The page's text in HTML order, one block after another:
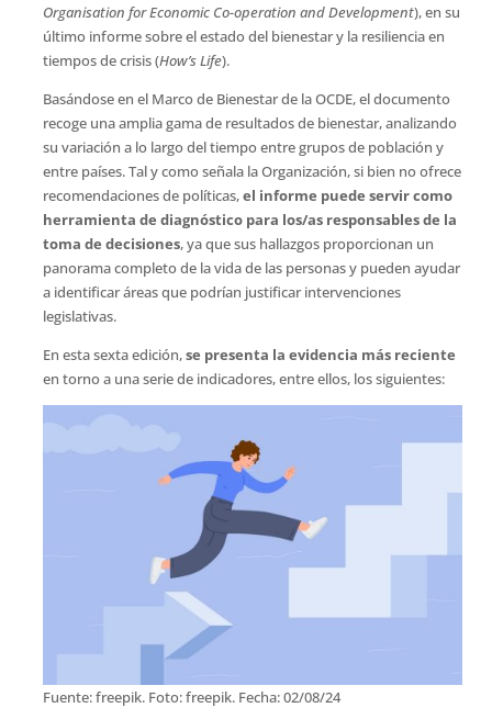
Organisation for Economic Co-operation and Development), en su
último informe sobre el estado del bienestar y la resiliencia en
tiempos de crisis (How’s Life).
Basándose en el Marco de Bienestar de la OCDE, el documento
recoge una amplia gama de resultados de bienestar, analizando
su variación a lo largo del tiempo entre grupos de población y
entre países. Tal y como señala la Organización, si bien no ofrece
recomendaciones de políticas,el informe puede servir como
herramienta de diagnóstico para los/as responsables de la
toma de decisiones, ya que sus hallazgos proporcionan un
panorama completo de la vida de las personas y pueden ayudar
a identificar áreas que podrían justificar intervenciones
legislativas.
En esta sexta edición,se presenta la evidencia más reciente
en torno a una serie de indicadores, entre ellos, los siguientes:
Fuente: freepik. Foto: freepik. Fecha: 02/08/24